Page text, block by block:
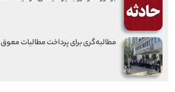
مطالبه‌گری برای پرداخت مطالبات معوق